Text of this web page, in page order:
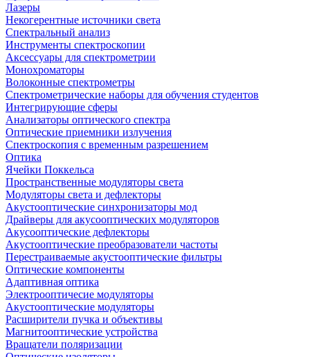
Лазеры
Некогерентные источники света
Спектральный анализ
Инструменты спектроскопии
Аксессуары для спектрометрии
Монохроматоры
Волоконные спектрометры
Спектрометрические наборы для обучения студентов
Интегрирующие сферы
Анализаторы оптического спектра
Оптические приемники излучения
Спектроскопия с временным разрешением
Оптика
Ячейки Поккельса
Пространственные модуляторы света
Модуляторы света и дефлекторы
Акустооптические синхронизаторы мод
Драйверы для акусооптических модуляторов
Акусооптические дефлекторы
Акустооптические преобразователи частоты
Перестраиваемые акустооптические фильтры
Оптические компоненты
Адаптивная оптика
Электрооптичесие модуляторы
Акустооптические модуляторы
Расширители пучка и объективы
Магнитооптические устройства
Вращатели поляризации